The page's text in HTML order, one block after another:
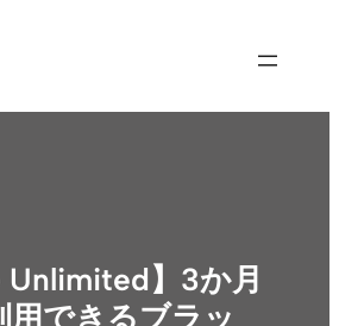
Unlimited】3か月
用できるブラッ